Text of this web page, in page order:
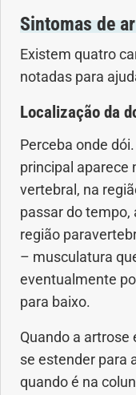
Problemas
Problemas
Saúde da criança e
Saúde do homem
Saúde do idoso
Saúde do nariz
Saúde dos olhos
Sintomas de
Existem quatro
notadas para
Localização da
Perceba onde
principal aparece
vertebral, na
passar do tempo,
região
– musculatura
eventualmente
para baixo.
Quando a artrose
se estender para
quando é na